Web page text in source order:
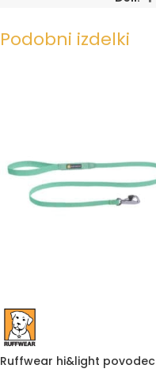
Podobni izdelki
Ruffwear hi&light povodec